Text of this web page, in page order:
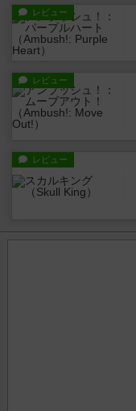
レビュー
レビュー
レビュー